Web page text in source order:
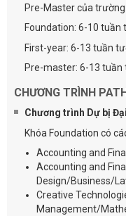
Pre-Master của trường:
Foundation: 6-10 tuần
First-year: 6-13 tuần
Pre-master: 6-13
CHƯƠNG TRÌNH
Chương trình Dự bị
Khóa Foundation có
Accounting and
Accounting and
Design/Business/
Creative
Management/